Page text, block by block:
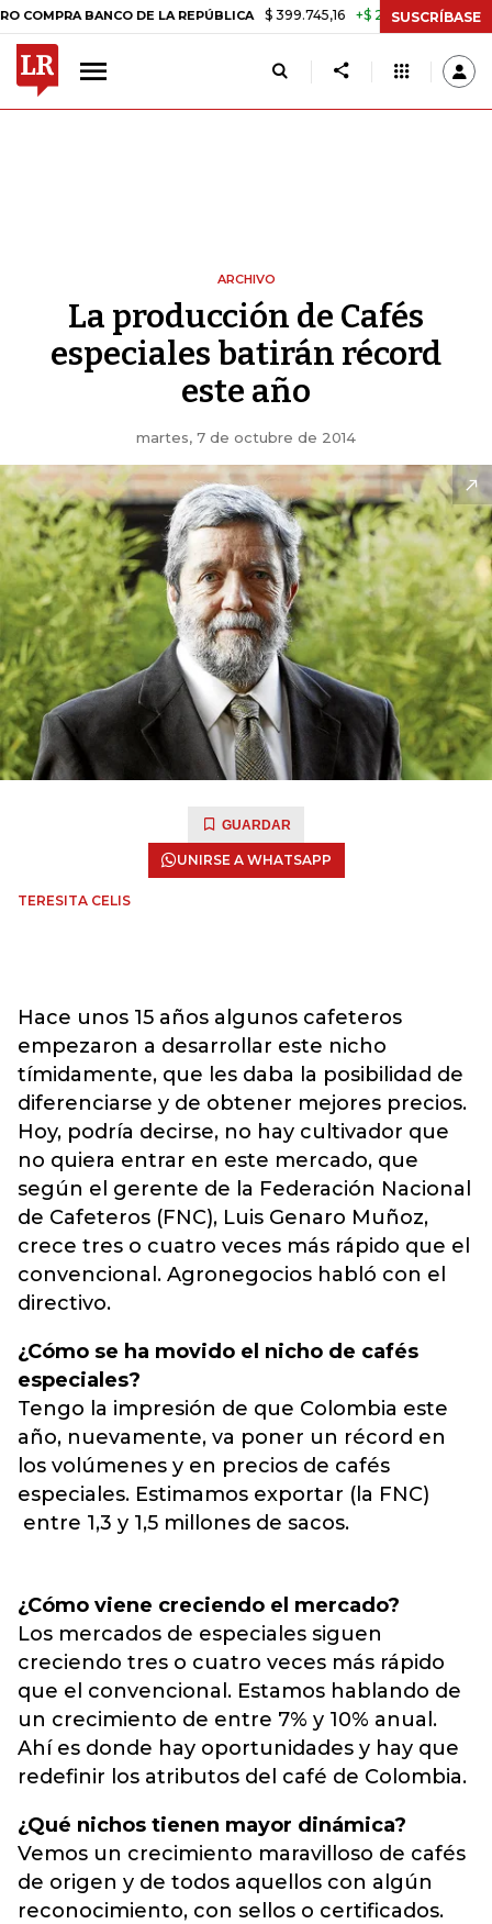
BANCO DE LA REPÚBLICA $ 399.745,16 +$ 2.295,71 +0,58%
SUSCRÍBASE
ARCHIVO
La producción de Cafés
especiales batirán récord
este año
martes, 7 de octubre de 2014
GUARDAR
UNIRSE A WHATSAPP
TERESITA CELIS
Hace unos 15 años algunos cafeteros
empezaron a desarrollar este nicho
tímidamente, que les daba la posibilidad de
diferenciarse y de obtener mejores precios.
Hoy, podría decirse, no hay cultivador que
no quiera entrar en este mercado, que
según el gerente de la Federación Nacional
de Cafeteros (FNC), Luis Genaro Muñoz,
crece tres o cuatro veces más rápido que el
convencional. Agronegocios habló con el
directivo.
¿Cómo se ha movido el nicho de cafés
especiales?
Tengo la impresión de que Colombia este
año, nuevamente, va poner un récord en
los volúmenes y en precios de cafés
especiales. Estimamos exportar (la FNC)
entre 1,3 y 1,5 millones de sacos.
¿Cómo viene creciendo el mercado?
Los mercados de especiales siguen
creciendo tres o cuatro veces más rápido
que el convencional. Estamos hablando de
un crecimiento de entre 7% y 10% anual.
Ahí es donde hay oportunidades y hay que
redefinir los atributos del café de Colombia.
¿Qué nichos tienen mayor dinámica?
Vemos un crecimiento maravilloso de cafés
de origen y de todos aquellos con algún
reconocimiento, con sellos o certificados.